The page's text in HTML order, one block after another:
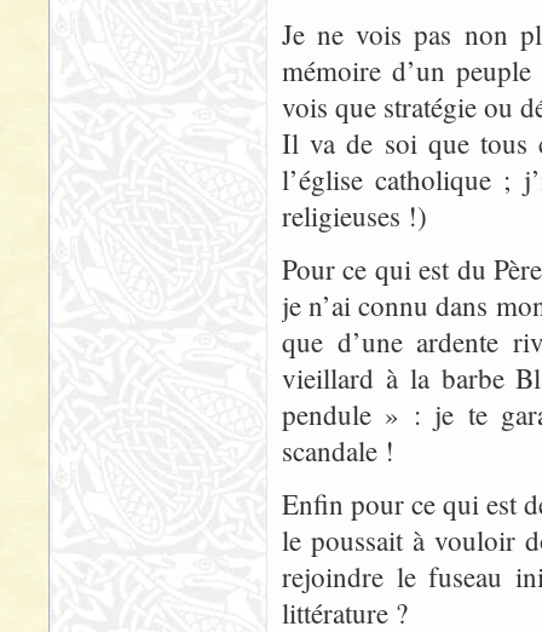
Je ne vois pas non
mémoire d’un
vois que stratégie ou
Il va de soi que tous
l’église catholique ;
religieuses !)
Pour ce qui est du
je n’ai connu dans
que d’une ardente
vieillard à la barbe
pendule » : je te
scandale !
Enfin pour ce qui est
le poussait à vouloir
rejoindre le fuseau
littérature ?